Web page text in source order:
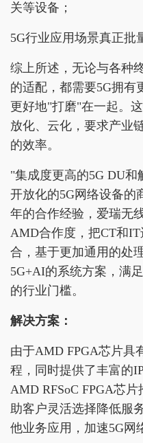
关等设备；
5G行业应用场景真正批
综上所述，无论与各种
的适配，都需要5G拥有
更好地"打磨"在一起。
放化、云化，要求产业
的效率。
"集成度更高的5G DU和
开放化的5G网络设备的
年的合作经验，爱瑞无
AMD合作度，把CT和
合，基于更加通用的处
5G+AI的系统方案，满
的行业门槛。
解决方案：
由于AMD FPGA芯片具
程，同时提供了丰富的
AMD RFSoC FPGA芯
助客户灵活选择降低服
他业务应用，加速5G网